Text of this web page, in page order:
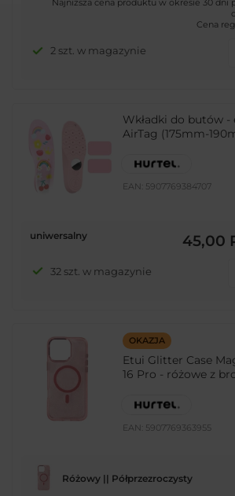
Cena
2 szt. w magazynie
Wkładki do butów
AirTag (175mm-
EAN: 5907769384707
uniwersalny 45,00
32 szt. w magazynie
OKAZJA
Etui Glitter Case
16 Pro - różowe z
EAN: 5907769363955
Różowy || Półprzezroczysty